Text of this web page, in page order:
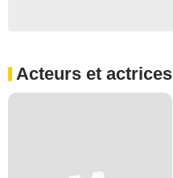
Acteurs et actrices